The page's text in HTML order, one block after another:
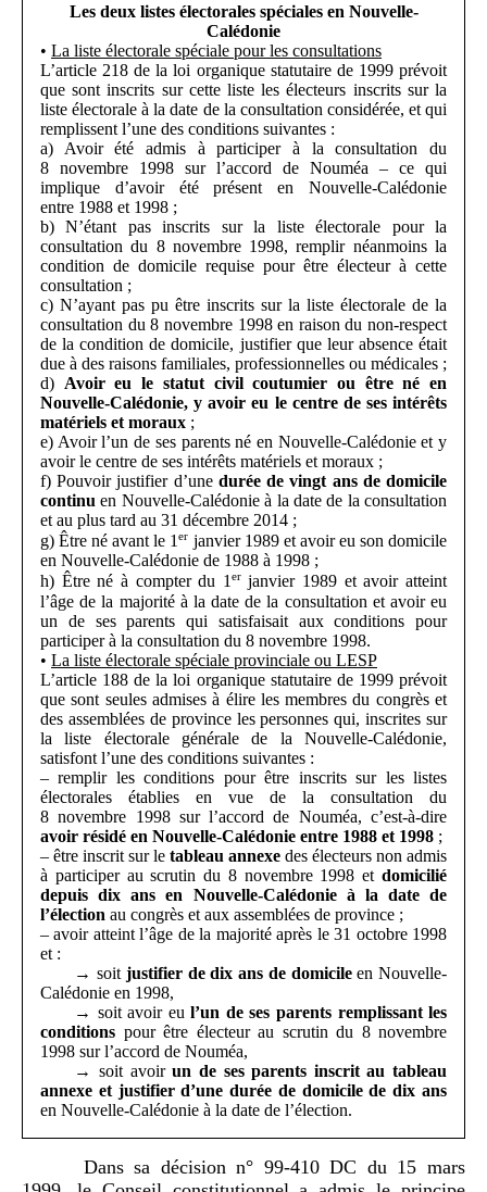
Les deux listes électorales spéciales en Nouvelle-
Calédonie
• La liste électorale spéciale pour les consultations
L’article 218 de la loi organique statutaire de 1999 prévoit
que sont inscrits sur cette liste les électeurs inscrits sur la
liste électorale à la date de la consultation considérée, et qui
remplissent l’une des conditions suivantes :
a) Avoir été admis à participer à la consultation du
8 novembre 1998 sur l’accord de Nouméa – ce qui
implique d’avoir été présent en Nouvelle-Calédonie
entre 1988 et 1998 ;
b) N’étant pas inscrits sur la liste électorale pour la
consultation du 8 novembre 1998, remplir néanmoins la
condition de domicile requise pour être électeur à cette
consultation ;
c) N’ayant pas pu être inscrits sur la liste électorale de la
consultation du 8 novembre 1998 en raison du non-respect
de la condition de domicile, justifier que leur absence était
due à des raisons familiales, professionnelles ou médicales ;
d) Avoir eu le statut civil coutumier ou être né en
Nouvelle-Calédonie, y avoir eu le centre de ses intérêts
matériels et moraux ;
e) Avoir l’un de ses parents né en Nouvelle-Calédonie et y
avoir le centre de ses intérêts matériels et moraux ;
f) Pouvoir justifier d’une durée de vingt ans de domicile
continu en Nouvelle-Calédonie à la date de la consultation
et au plus tard au 31 décembre 2014 ;
g) Être né avant le 1er janvier 1989 et avoir eu son domicile
en Nouvelle-Calédonie de 1988 à 1998 ;
h) Être né à compter du 1erjanvier 1989 et avoir atteint
l’âge de la majorité à la date de la consultation et avoir eu
un de ses parents qui satisfaisait aux conditions pour
participer à la consultation du 8 novembre 1998.
• La liste électorale spéciale provinciale ou LESP
L’article 188 de la loi organique statutaire de 1999 prévoit
que sont seules admises à élire les membres du congrès et
des assemblées de province les personnes qui, inscrites sur
la liste électorale générale de la Nouvelle-Calédonie,
satisfont l’une des conditions suivantes :
– remplir les conditions pour être inscrits sur les listes
électorales établies en vue de la consultation du
8 novembre 1998 sur l’accord de Nouméa, c’est-à-dire
avoir résidé en Nouvelle-Calédonie entre 1988 et 1998 ;
– être inscrit sur le tableau annexe des électeurs non admis
à participer au scrutin du 8 novembre 1998 et domicilié
depuis dix ans en Nouvelle-Calédonie à la date de
l’élection au congrès et aux assemblées de province ;
– avoir atteint l’âge de la majorité après le 31 octobre 1998
et :
→ soit justifier de dix ans de domicileen Nouvelle-
Calédonie en 1998,
→ soit avoir eul’un de ses parents remplissant les
conditions pour être électeur au scrutin du 8 novembre
1998 sur l’accord de Nouméa,
→ soit avoirun de ses parents inscrit au tableau
annexe et justifier d’une durée de domicile de dix ans
en Nouvelle-Calédonie à la date de l’élection.
Dans sa décision n° 99-410 DC du 15 mars